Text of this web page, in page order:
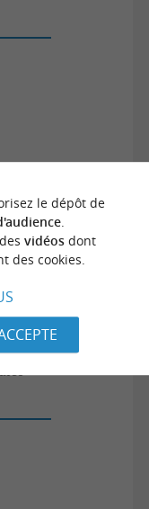
le dépôt de
.
vidéosdont
des cookies.